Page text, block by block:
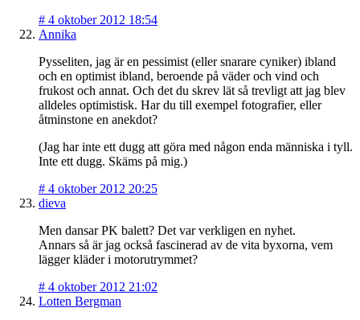
# 4 oktober 2012 18:54
Annika
Pysseliten, jag är en pessimist (eller snarare cyniker) ibland
och en optimist ibland, beroende på väder och vind och
frukost och annat. Och det du skrev lät så trevligt att jag blev
alldeles optimistisk. Har du till exempel fotografier, eller
åtminstone en anekdot?
(Jag har inte ett dugg att göra med någon enda människa i tyll.
Inte ett dugg. Skäms på mig.)
# 4 oktober 2012 20:25
dieva
Men dansar PK balett? Det var verkligen en nyhet.
Annars så är jag också fascinerad av de vita byxorna, vem
lägger kläder i motorutrymmet?
# 4 oktober 2012 21:02
Lotten Bergman